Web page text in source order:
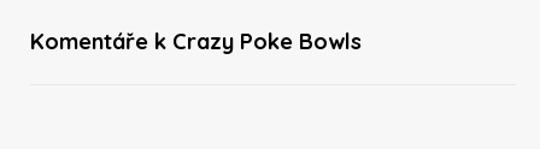
Komentáře k Crazy Poke Bowls